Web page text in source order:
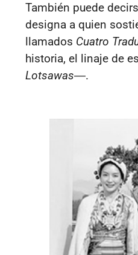
También puede
designa a quien
llamados Cuatro
historia, el linaje de
Lotsawas―.